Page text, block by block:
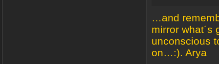
…and
mirror what´s
unconscious
on…:). Arya